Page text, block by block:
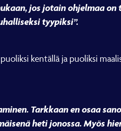
jos jotain ohjelmaa on
tyypiksi”.
kentällä ja puoliksi
Tarkkaan en osaa
heti jonossa. Myös